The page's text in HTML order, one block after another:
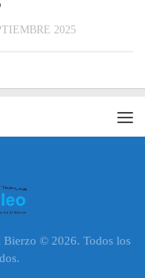
2025
Bierzo © 2026. Todos los